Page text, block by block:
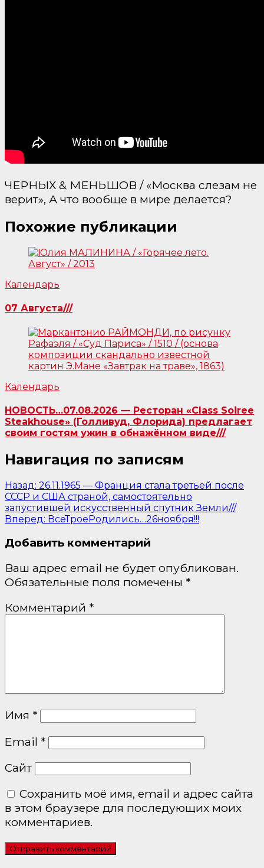
ЧЕРНЫХ & МЕНЬШОВ / «Москва слезам не
верит», А что вообще в мире делается?
Похожие публикации
Календарь
07 Августа///
Календарь
НОВОСТЬ…07.08.2026 — Ресторан «Class Soiree
Steakhouse» (Голливуд, Флорида) предлагает
своим гостям ужин в обнажённом виде///
Навигация по записям
Назад: 26.11.1965 — Франция стала третьей после
СССР и США страной, самостоятельно
запустившей искусственный спутник Земли///
Вперед: ВсеТроеРодились…26ноября!!!
Добавить комментарий
Ваш адрес email не будет опубликован.
Обязательные поля помечены *
Комментарий *
Имя *
Email *
Сайт
Сохранить моё имя, email и адрес сайта
в этом браузере для последующих моих
комментариев.